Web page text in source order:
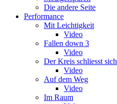
Die andere Seite
Performance
Mit Leichtigkeit
Video
Fallen down 3
Video
Der Kreis schliesst sich
Video
Auf dem Weg
Video
Im Raum